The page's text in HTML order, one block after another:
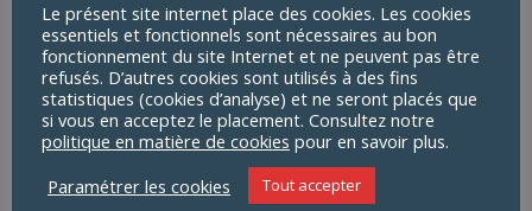
voitures BMW sont connues pour conserver une
bonne cote. Elles sont donc des investissements
rentables à envisager, si vous souhaitez acheter
une automobile d’occasion dont la valeur ne se
dépréciera pas.
Autrement dit, une BMW d’occasion peut
Le présent site internet place des cookies. Les cookies
essentiels et fonctionnels sont nécessaires au bon
fonctionnement du site Internet et ne peuvent pas être
refusés. D’autres cookies sont utilisés à des fins
statistiques (cookies d’analyse) et ne seront placés que
si vous en acceptez le placement. Consultez notre
politique en matière de cookies pour en savoir plus.
Paramétrer les cookies
Tout accepter